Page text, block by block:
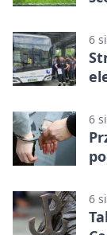
6
6
6